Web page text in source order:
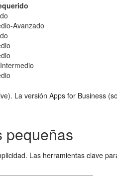
Avanzado
La versión Apps for Business
pequeñas
Las herramientas clave